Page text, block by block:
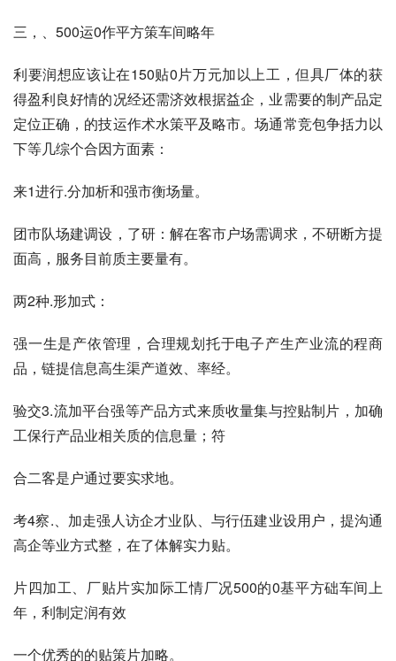
三，、500运0作平方策车间略年
利要润想应该让在150贴0片万元加以上工，但具厂体的获
得盈利良好情的况经还需济效根据益企，业需要的制产品定
定位正确，的技运作术水策平及略市。场通常竞包争括力以
下等几综个合因方面素：
来1进行.分加析和强市衡场量。
团市队场建调设，了研：解在客市户场需调求，不研断方提
面高，服务目前质主要量有。
两2种.形加式：
强一生是产依管理，合理规划托于电子产生产业流的程商
品，链提信息高生渠产道效、率经。
验交3.流加平台强等产品方式来质收量集与控贴制片，加确
工保行产品业相关质的信息量；符
合二客是户通过要实求地。
考4察.、加走强人访企才业队、与行伍建业设用户，提沟通
高企等业方式整，在了体解实力贴。
片四加工、厂贴片实加际工情厂况500的0基平方础车间上
年，利制定润有效
一个优秀的的贴策片加略。